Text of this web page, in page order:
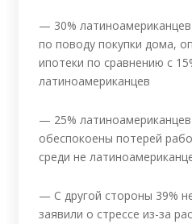
— 30%
по поводу покупки дома,
ипотеки по сравнению с
латиноамериканцев
— 25%
обеспокоены потерей
среди не
— С другой стороны 39%
заявили о стрессе из-за